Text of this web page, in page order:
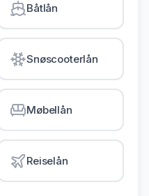
Gjeldsordning
Inkassohjelp
LÅN & KREDITT
Smålån
Lån uten sikkerhet
Kredittkort
Lån på dagen
Båtlån
Snøscooterlån
Møbellån
Reiselån